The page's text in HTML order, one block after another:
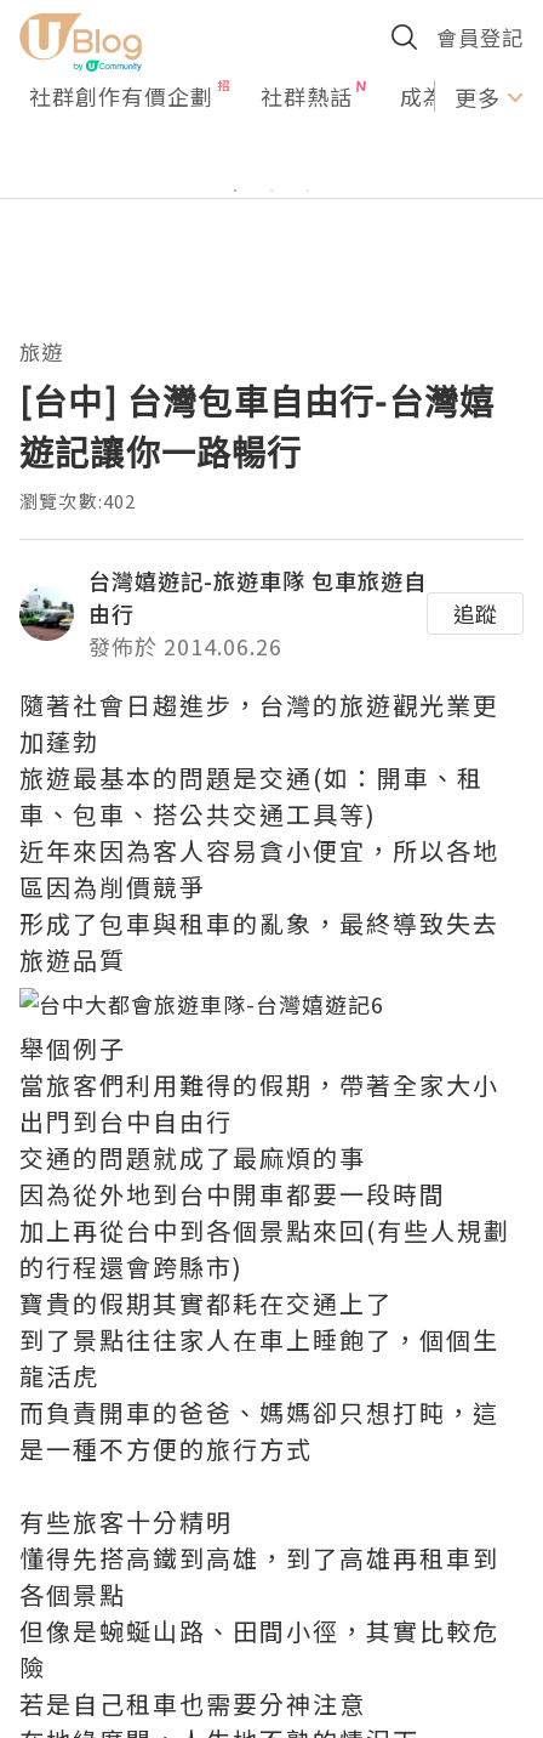
會員登記
社群創作有價企劃 社群熱話 成為U更多
旅遊
[台中] 台灣包車自由行-台灣嬉
遊記讓你一路暢行
瀏覽次數:402
台灣嬉遊記-旅遊車隊 包車旅遊自
由行
發佈於 2014.06.26
追蹤
隨著社會日趨進步，台灣的旅遊觀光業更
加蓬勃
旅遊最基本的問題是交通(如：開車、租
車、包車、搭公共交通工具等)
近年來因為客人容易貪小便宜，所以各地
區因為削價競爭
形成了包車與租車的亂象，最終導致失去
旅遊品質
舉個例子
當旅客們利用難得的假期，帶著全家大小
出門到台中自由行
交通的問題就成了最麻煩的事
因為從外地到台中開車都要一段時間
加上再從台中到各個景點來回(有些人規劃
的行程還會跨縣市)
寶貴的假期其實都耗在交通上了
到了景點往往家人在車上睡飽了，個個生
龍活虎
而負責開車的爸爸、媽媽卻只想打盹，這
是一種不方便的旅行方式
有些旅客十分精明
懂得先搭高鐵到高雄，到了高雄再租車到
各個景點
但像是蜿蜒山路、田間小徑，其實比較危
險
若是自己租車也需要分神注意